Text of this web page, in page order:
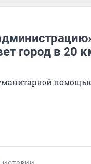
город в 20